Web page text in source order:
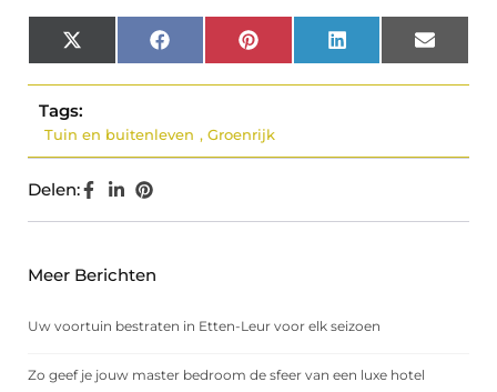
X
(Twitter)
Facebook Pinterest LinkedIn Email
Tags:
Tuin en buitenleven , Groenrijk
Delen:
Meer Berichten
Uw voortuin bestraten in Etten-Leur voor elk seizoen
Zo geef je jouw master bedroom de sfeer van een luxe hotel